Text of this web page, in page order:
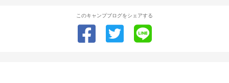
このキャンプブログをシェアする